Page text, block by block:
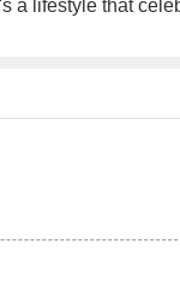
a lifestyle that